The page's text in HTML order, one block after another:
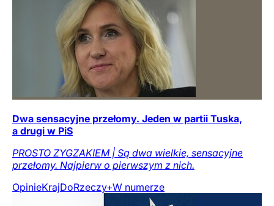
Dwa sensacyjne przełomy. Jeden w partii Tuska,
a drugi w PiS
PROSTO ZYGZAKIEM | Są dwa wielkie, sensacyjne
przełomy. Najpierw o pierwszym z nich.
OpinieKrajDoRzeczy+W numerze